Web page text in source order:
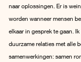
naar oplossingen. Er is
worden wanneer mensen
elkaar in gesprek te gaan.
duurzame relaties met alle
samenwerkingen: samen